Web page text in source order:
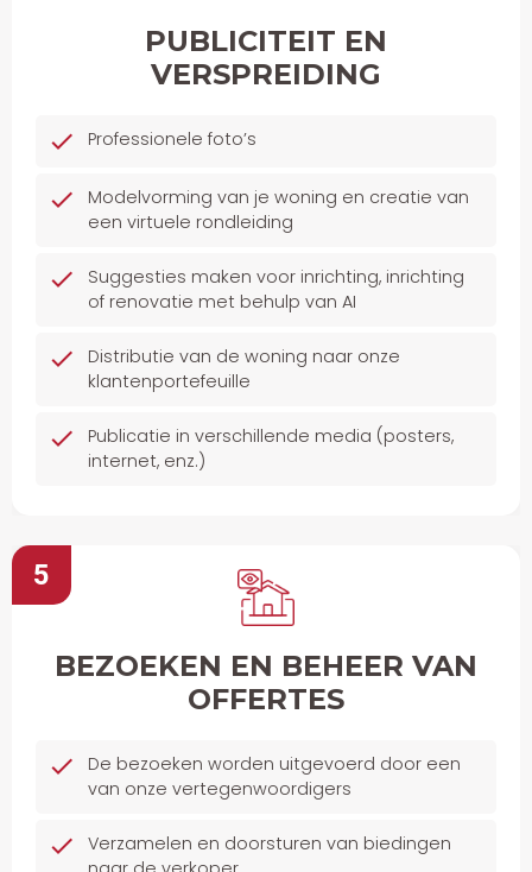
PUBLICITEIT EN
VERSPREIDING
Professionele foto’s
Modelvorming van je woning en creatie van
een virtuele rondleiding
Suggesties maken voor inrichting, inrichting
of renovatie met behulp van AI
Distributie van de woning naar onze
klantenportefeuille
Publicatie in verschillende media (posters,
internet, enz.)
BEZOEKEN EN BEHEER VAN
OFFERTES
De bezoeken worden uitgevoerd door een
van onze vertegenwoordigers
Verzamelen en doorsturen van biedingen
5